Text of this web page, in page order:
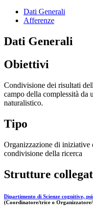
Dati Generali
Afferenze
Dati Generali
Obiettivi
Condivisione dei risultati
campo della complessità
naturalistico.
Tipo
Organizzazione di iniziative
condivisione della ricerca
Strutture
Dipartimento di Scienze cognitive,
(Coordinatore/trice o